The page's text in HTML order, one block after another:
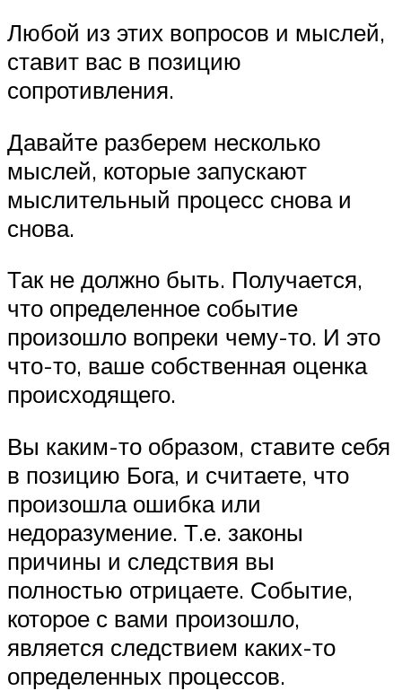
Любой из этих вопросов и мыслей,
ставит вас в позицию
сопротивления.
Давайте разберем несколько
мыслей, которые запускают
мыслительный процесс снова и
снова.
Так не должно быть. Получается,
что определенное событие
произошло вопреки чему-то. И это
что-то, ваше собственная оценка
происходящего.
Вы каким-то образом, ставите себя
в позицию Бога, и считаете, что
произошла ошибка или
недоразумение. Т.е. законы
причины и следствия вы
полностью отрицаете. Событие,
которое с вами произошло,
является следствием каких-то
определенных процессов.